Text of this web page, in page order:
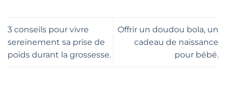
3 conseils pour vivre
sereinement sa prise de
poids durant la grossesse.
Offrir un doudou bola, un
cadeau de naissance
pour bébé.